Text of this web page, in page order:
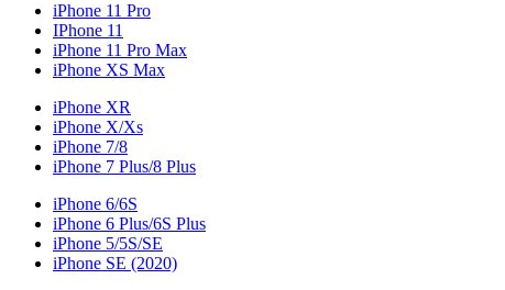
iPhone 11 Pro
IPhone 11
iPhone 11 Pro Max
iPhone XS Max
iPhone XR
iPhone X/Xs
iPhone 7/8
iPhone 7 Plus/8 Plus
iPhone 6/6S
iPhone 6 Plus/6S Plus
iPhone 5/5S/SE
iPhone SE (2020)